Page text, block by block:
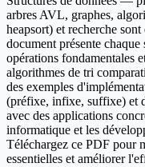
arbres AVL, graphes,
heapsort) et recherche
document présente
opérations fondamentales
algorithmes de tri
des exemples
(préfixe, infixe, suffixe) et
avec des applications
informatique et les
Téléchargez ce PDF pour
essentielles et améliorer